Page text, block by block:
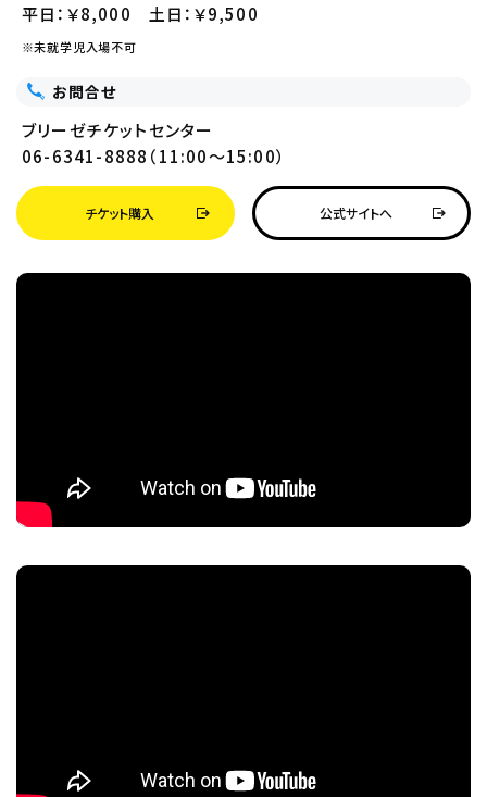
平日：￥8,000 土日：￥9,500
未就学児入場不可
お問合せ
ブリーゼチケットセンター
06-6341-8888（11:00～15:00）
チケット購入 公式サイトへ